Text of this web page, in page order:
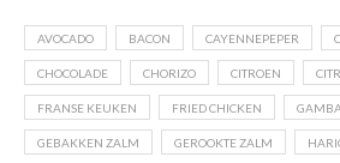
AVOCADO BACON CAYENNEPEPER
CHOCOLADE CHORIZO CITROEN
FRANSE KEUKEN FRIED CHICKEN GAMBA
GEBAKKEN ZALM GEROOKTE ZALM